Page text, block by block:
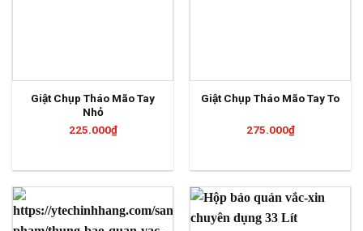
Giật Chụp Tháo Mão Tay
Nhỏ
225.000₫
Giật Chụp Tháo Mão Tay To
275.000₫